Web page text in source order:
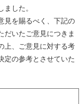
した。
見を賜るべく、下記の
だいたご意見につきま
上、ご意見に対する考
定の参考とさせていた